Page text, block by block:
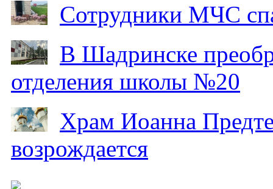
Сотрудники МЧС
В Шадринске
отделения школы №20
Храм Иоанна
возрождается